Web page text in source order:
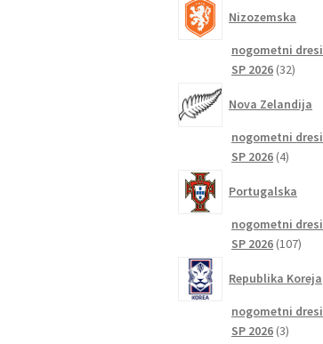
Nizozemska
nogometni dresi
SP 2026 3232
Nova Zelandija
nogometni dresi
SP 2026 44
Portugalska
nogometni dresi
SP 2026 107107
Republika Koreja
nogometni dresi
SP 2026 33